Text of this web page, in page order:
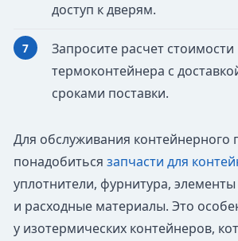
доступ к дверям.
Запросите расчет стоимости
термоконтейнера с
сроками поставки.
Для обслуживания контейнерного
понадобиться запчасти для
уплотнители, фурнитура,
и расходные материалы. Это
у изотермических контейнеров,